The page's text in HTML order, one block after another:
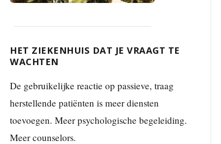
HET ZIEKENHUIS DAT JE VRAAGT TE
WACHTEN
De gebruikelijke reactie op passieve, traag
herstellende patiënten is meer diensten
toevoegen. Meer psychologische begeleiding.
Meer counselors.